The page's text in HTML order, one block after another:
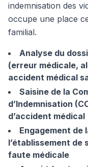
indemnisation des
occupe une place
familial.
Analyse du
(erreur médicale,
accident médical
Saisine de la
d’Indemnisation
d’accident médical
Engagement de
l’établissement
faute médicale